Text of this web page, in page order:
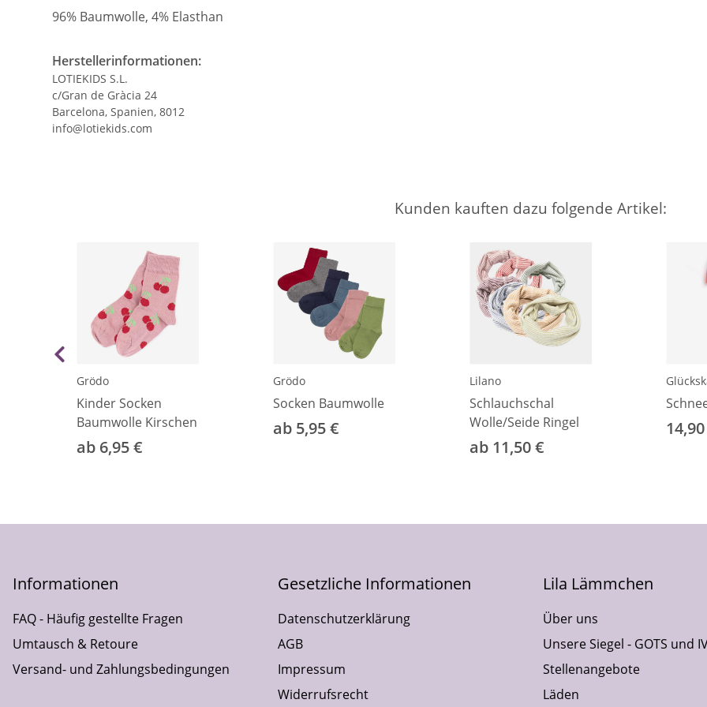
96% Baumwolle, 4% Elasthan
Herstellerinformationen:
LOTIEKIDS S.L.
c/Gran de Gràcia 24
Barcelona, Spanien, 8012
info@lotiekids.com
Kunden kauften dazu folgende Artikel:
Grödo
Kinder Socken
Baumwolle Kirschen
ab 6,95 €
Grödo
Socken Baumwolle
ab 5,95 €
Lilano
Schlauchschal
Wolle/Seide Ringel
ab 11,50 €
Informationen
FAQ - Häufig gestellte Fragen
Umtausch & Retoure
Versand- und Zahlungsbedingungen
Gesetzliche Informationen
Datenschutzerklärung
AGB
Impressum
Widerrufsrecht
Lila Lämmchen
Über uns
Unsere Siegel - GOTS und
Stellenangebote
Läden